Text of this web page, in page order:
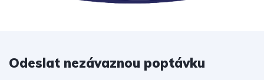
Odeslat nezávaznou poptávku